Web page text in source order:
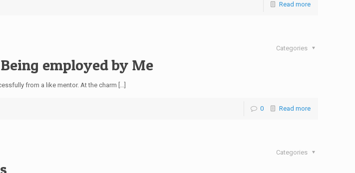
Read more
Categories
employed by Me
from a like mentor. At the charm […]
0 Read more
Categories